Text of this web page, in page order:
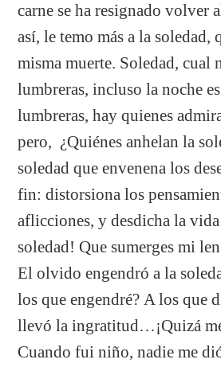
carne se ha resignado volver
así, le temo más a la soledad,
misma muerte. Soledad, cual
lumbreras, incluso la noche
lumbreras, hay quienes
pero, ¿Quiénes anhelan la
soledad que envenena los
fin: distorsiona los
aflicciones, y desdicha la vida
soledad! Que sumerges mi
El olvido engendró a la
los que engendré? A los que
llevó la ingratitud…¡Quizá
Cuando fui niño, nadie me